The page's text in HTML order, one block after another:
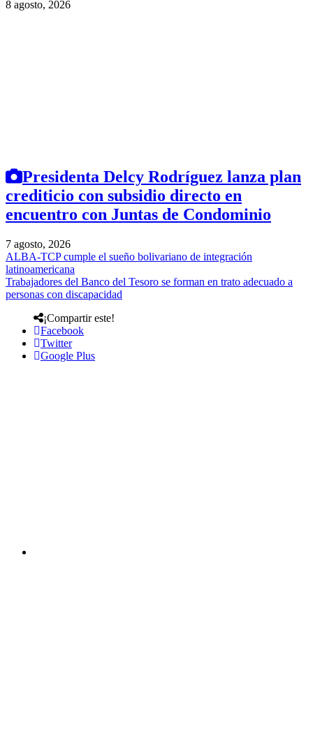
8 agosto, 2026
Presidenta Delcy Rodríguez lanza plan
crediticio con subsidio directo en
encuentro con Juntas de Condominio
7 agosto, 2026
ALBA-TCP cumple el sueño bolivariano de integración
latinoamericana
Trabajadores del Banco del Tesoro se forman en trato adecuado a
personas con discapacidad
¡Compartir este!
Facebook
Twitter
Google Plus